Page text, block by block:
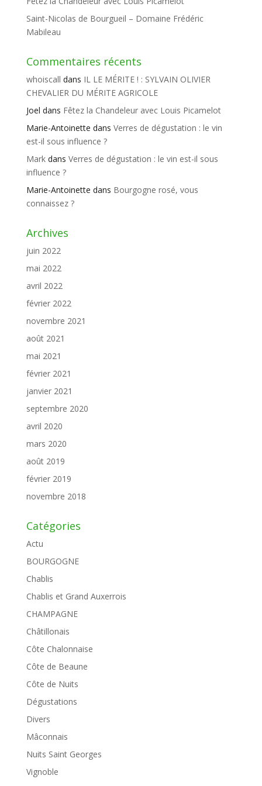
Saint-Nicolas de Bourgueil – Domaine Frédéric
Mabileau
Commentaires récents
whoiscall dans IL LE MÉRITE ! : SYLVAIN OLIVIER
CHEVALIER DU MÉRITE AGRICOLE
Joel dans Fêtez la Chandeleur avec Louis Picamelot
Marie-Antoinette dans Verres de dégustation : le vin
est-il sous influence ?
Markdans Verres de dégustation : le vin est-il sous
influence ?
Marie-Antoinette dans Bourgogne rosé, vous
connaissez ?
Archives
juin 2022
mai 2022
avril 2022
février 2022
novembre 2021
août 2021
mai 2021
février 2021
janvier 2021
septembre 2020
avril 2020
mars 2020
août 2019
février 2019
novembre 2018
Catégories
Actu
BOURGOGNE
Chablis
Chablis et Grand Auxerrois
CHAMPAGNE
Châtillonais
Côte Chalonnaise
Côte de Beaune
Côte de Nuits
Dégustations
Divers
Mâconnais
Nuits Saint Georges
Vignoble